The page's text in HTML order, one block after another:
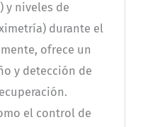
y niveles de
durante el
ofrece un
y detección de
el control de